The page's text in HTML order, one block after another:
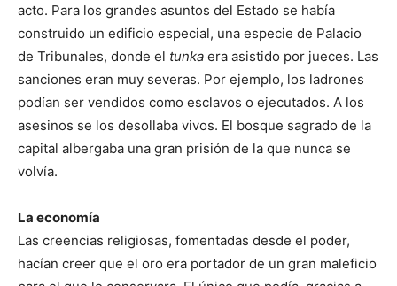
acto. Para los grandes asuntos del Estado se había
construido un edificio especial, una especie de Palacio
de Tribunales, donde el tunka era asistido por jueces. Las
sanciones eran muy severas. Por ejemplo, los ladrones
podían ser vendidos como esclavos o ejecutados. A los
asesinos se los desollaba vivos. El bosque sagrado de la
capital albergaba una gran prisión de la que nunca se
volvía.
La economía
Las creencias religiosas, fomentadas desde el poder,
hacían creer que el oro era portador de un gran maleficio